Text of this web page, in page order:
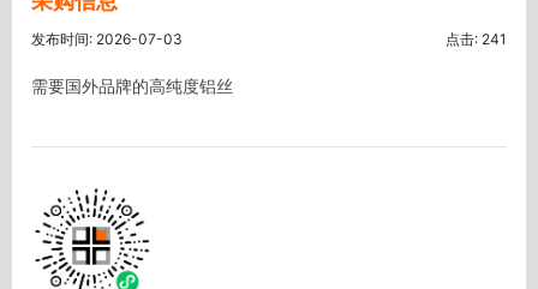
发布时间: 2026-07-03 点击: 241
需要国外品牌的高纯度铝丝